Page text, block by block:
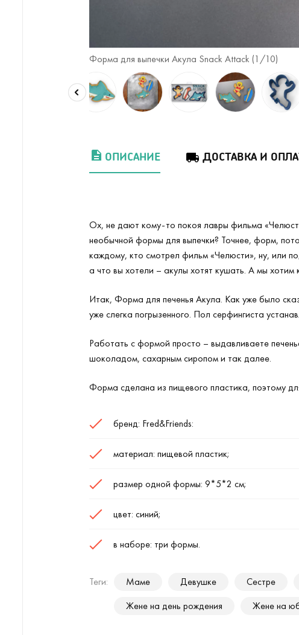
Форма для выпечки Акула Snack Attack (1 /10)
ОПИСАНИЕ ДОСТАВКА И
Ох, не дают кому-то покоя лавры фильма
необычной формы для выпечки? Точнее, форм,
каждому, кто смотрел фильм «Челюсти», ну, или
а что вы хотели – акулы хотят кушать. А мы хотим
Итак, Форма для печенья Акула. Как уже было
уже слегка погрызенного. Пол серфингиста
Работать с формой просто – выдавливаете
шоколадом, сахарным сиропом и так далее.
Форма сделана из пищевого пластика, поэтому
бренд: Fred&Friends:
материал: пищевой пластик;
размер одной формы: 9*5*2 см;
цвет: синий;
в наборе: три формы.
Теги: Маме Девушке Сестре
Жене на день рождения
Жене на